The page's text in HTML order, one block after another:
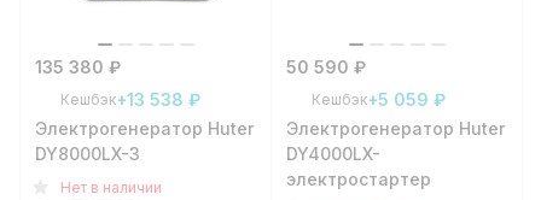
135 380 ₽
Кешбэк+13 538 ₽
Электрогенератор Huter
DY8000LX-3
Нет в наличии
50 590 ₽
Кешбэк+5 059 ₽
Электрогенератор Huter
DY4000LX-
электростартер